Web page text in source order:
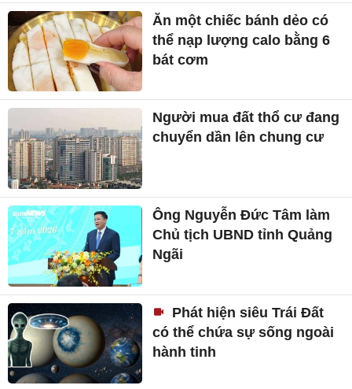
Ăn một chiếc bánh dẻo có
thể nạp lượng calo bằng 6
bát cơm
Người mua đất thổ cư đang
chuyển dần lên chung cư
Ông Nguyễn Đức Tâm làm
Chủ tịch UBND tỉnh Quảng
Ngãi
Phát hiện siêu Trái Đất
có thể chứa sự sống ngoài
hành tinh